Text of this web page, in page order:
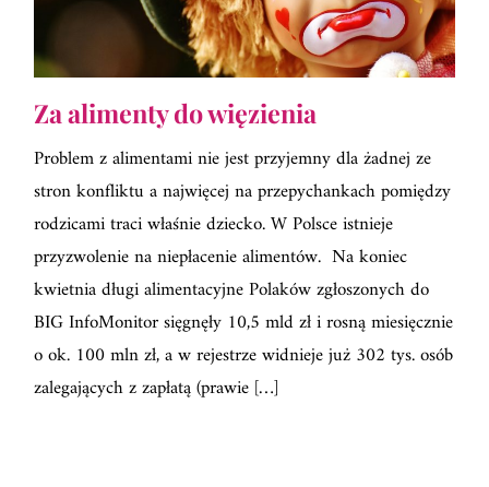
Za alimenty do więzienia
Problem z alimentami nie jest przyjemny dla żadnej ze
stron konfliktu a najwięcej na przepychankach pomiędzy
rodzicami traci właśnie dziecko. W Polsce istnieje
przyzwolenie na niepłacenie alimentów. Na koniec
kwietnia długi alimentacyjne Polaków zgłoszonych do
BIG InfoMonitor sięgnęły 10,5 mld zł i rosną miesięcznie
o ok. 100 mln zł, a w rejestrze widnieje już 302 tys. osób
zalegających z zapłatą (prawie […]